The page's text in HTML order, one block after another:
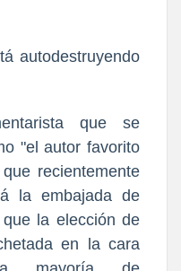
autodestruyendo
que se
"el autor favorito
recientemente
la embajada de
la elección de
en la cara